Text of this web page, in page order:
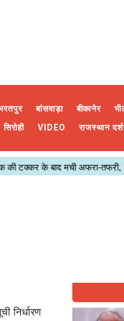
बांसवाड़ा बीकानेर
सिरोही VIDEO राजस्थान
निर्धारण